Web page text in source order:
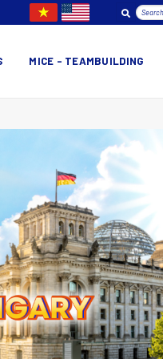
MICE – TEAMBUILDING